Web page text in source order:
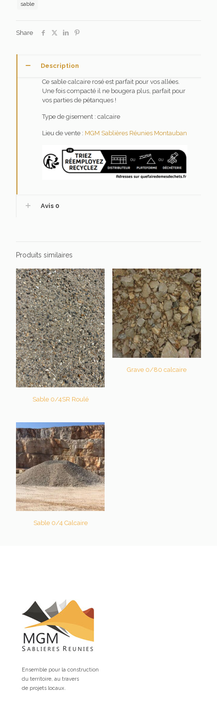
sable
Share
Description
Ce sable calcaire rosé est parfait pour vos allées.
Une fois compacté il ne bougera plus, parfait pour
vos parties de pétanques !
Type de gisement : calcaire
Lieu de vente : MGM Sablières Réunies Montauban
Avis 0
Produits similaires
Sable 0/4SR Roulé
Grave 0/80 calcaire
Sable 0/4 Calcaire
Ensemble pour la construction
du territoire, au travers
de projets locaux.